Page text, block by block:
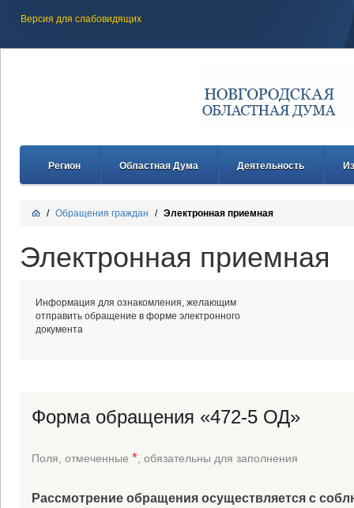
Версия для слабовидящих
Регион Областная Дума Деятельность
/ Обращения граждан / Электронная приемная
Электронная приемная
Информация для ознакомления, желающим
отправить обращение в форме электронного
документа
Форма обращения «472-5 ОД»
Поля, отмеченные * , обязательны для заполнения
Рассмотрение обращения осуществляется с